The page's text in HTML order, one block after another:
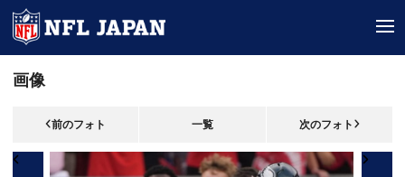
画像
前のフォト 一覧 次のフォト